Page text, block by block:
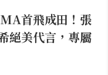
首飛成田！張
絕美代言，專屬